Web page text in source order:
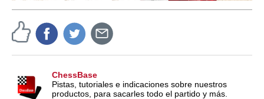
ChessBase
Pistas, tutoriales e indicaciones sobre nuestros
productos, para sacarles todo el partido y más.